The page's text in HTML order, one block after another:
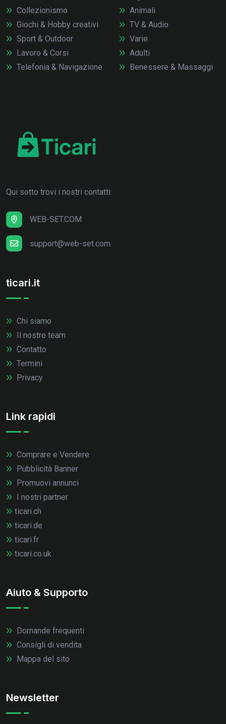
Collezionismo
Giochi & Hobby creativi
Sport & Outdoor
Lavoro & Corsi
Telefonia & Navigazione
Animali
TV & Audio
Varie
Adulti
Benessere & Massaggi
Qui sotto trovi i nostri contatti:
WEB-SET.COM
support@web-set.com
ticari.it
Chi siamo
Il nostro team
Contatto
Termini
Privacy
Link rapidi
Comprare e Vendere
Pubblicità Banner
Promuovi annunci
I nostri partner
ticari.ch
ticari.de
ticari.fr
ticari.co.uk
Aiuto & Supporto
Domande frequenti
Consigli di vendita
Mappa del sito
Newsletter